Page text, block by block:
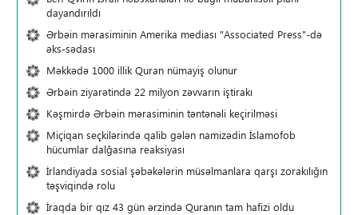
dayandırıldı
Ərbəin mərasiminin Amerika mediası "Associated Press"-də
əks-sədası
Məkkədə 1000 illik Quran nümayiş olunur
Ərbəin ziyarətində 22 milyon zəvvarın iştirakı
Kəşmirdə Ərbəin mərasiminin təntənəli keçirilməsi
Miçiqan seçkilərində qalib gələn namizədin İslamofob
hücumlar dalğasına reaksiyası
İrlandiyada sosial şəbəkələrin müsəlmanlara qarşı zorakılığın
təşviqində rolu
İraqda bir qız 43 gün ərzində Quranın tam hafizi oldu